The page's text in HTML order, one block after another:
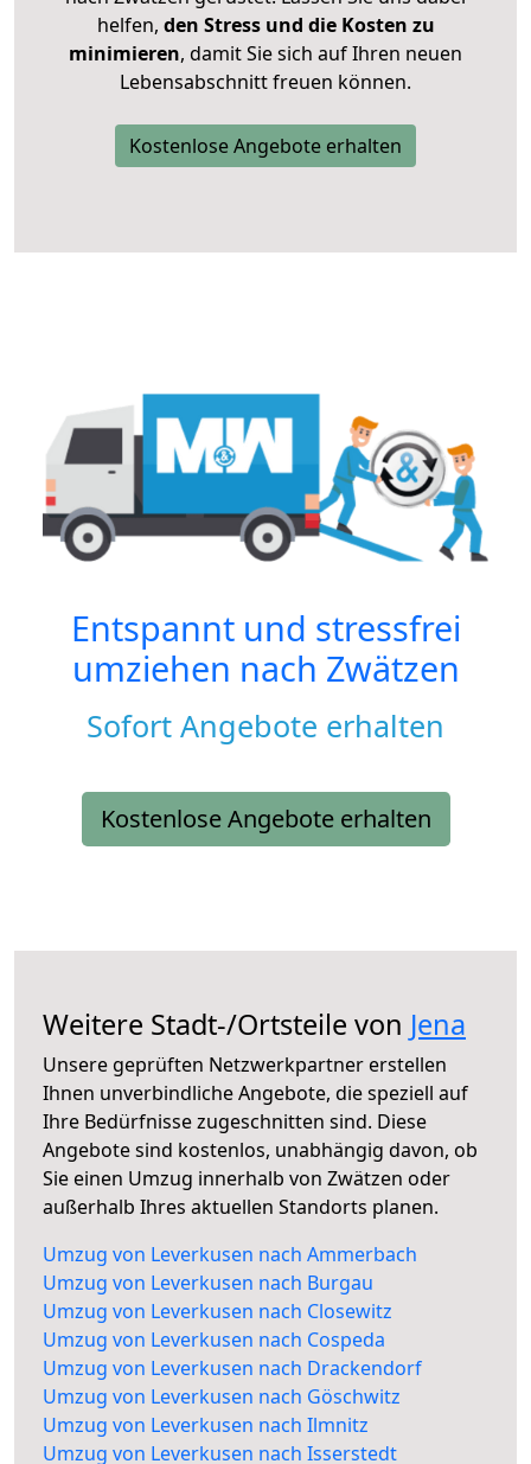
helfen, den Stress und die Kosten zu
minimieren, damit Sie sich auf Ihren neuen
Lebensabschnitt freuen können.
Kostenlose Angebote erhalten
Entspannt und stressfrei
umziehen nach Zwätzen
Sofort Angebote erhalten
Kostenlose Angebote erhalten
Weitere Stadt-/Ortsteile von Jena
Unsere geprüften Netzwerkpartner erstellen
Ihnen unverbindliche Angebote, die speziell auf
Ihre Bedürfnisse zugeschnitten sind. Diese
Angebote sind kostenlos, unabhängig davon, ob
Sie einen Umzug innerhalb von Zwätzen oder
außerhalb Ihres aktuellen Standorts planen.
Umzug von Leverkusen nach Ammerbach
Umzug von Leverkusen nach Burgau
Umzug von Leverkusen nach Closewitz
Umzug von Leverkusen nach Cospeda
Umzug von Leverkusen nach Drackendorf
Umzug von Leverkusen nach Göschwitz
Umzug von Leverkusen nach Ilmnitz
Umzug von Leverkusen nach Isserstedt